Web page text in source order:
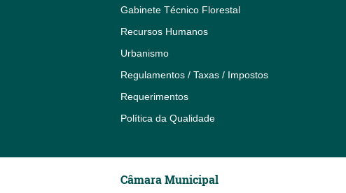
Gabinete Técnico Florestal
Recursos Humanos
Urbanismo
Regulamentos / Taxas / Impostos
Requerimentos
Política da Qualidade
Câmara Municipal